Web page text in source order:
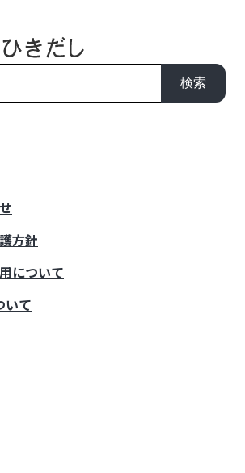
検索
方針
について
いて